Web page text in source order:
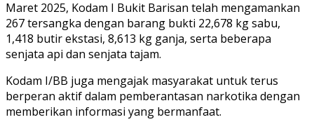
Maret 2025, Kodam I Bukit Barisan telah mengamankan
267 tersangka dengan barang bukti 22,678 kg sabu,
1,418 butir ekstasi, 8,613 kg ganja, serta beberapa
senjata api dan senjata tajam.
Kodam I/BB juga mengajak masyarakat untuk terus
berperan aktif dalam pemberantasan narkotika dengan
memberikan informasi yang bermanfaat.